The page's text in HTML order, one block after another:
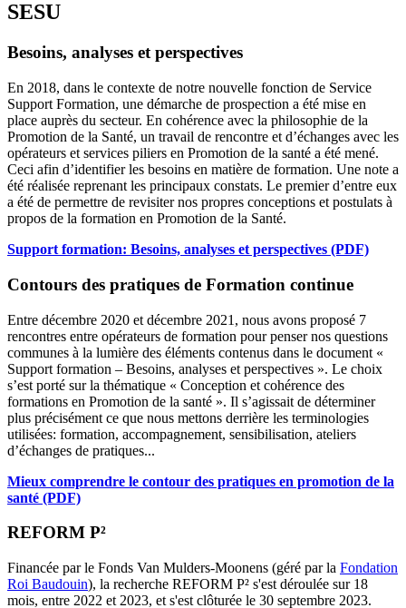
SESU
Besoins, analyses et perspectives
En 2018, dans le contexte de notre nouvelle fonction de Service
Support Formation, une démarche de prospection a été mise en
place auprès du secteur. En cohérence avec la philosophie de la
Promotion de la Santé, un travail de rencontre et d’échanges avec les
opérateurs et services piliers en Promotion de la santé a été mené.
Ceci afin d’identifier les besoins en matière de formation. Une note a
été réalisée reprenant les principaux constats. Le premier d’entre eux
a été de permettre de revisiter nos propres conceptions et postulats à
propos de la formation en Promotion de la Santé.
Support formation: Besoins, analyses et perspectives (PDF)
Contours des pratiques de Formation continue
Entre décembre 2020 et décembre 2021, nous avons proposé 7
rencontres entre opérateurs de formation pour penser nos questions
communes à la lumière des éléments contenus dans le document «
Support formation – Besoins, analyses et perspectives ». Le choix
s’est porté sur la thématique « Conception et cohérence des
formations en Promotion de la santé ». Il s’agissait de déterminer
plus précisément ce que nous mettons derrière les terminologies
utilisées: formation, accompagnement, sensibilisation, ateliers
d’échanges de pratiques...
Mieux comprendre le contour des pratiques en promotion de la
santé (PDF)
REFORM P²
Financée par le Fonds Van Mulders-Moonens (géré par la Fondation
Roi Baudouin), la recherche REFORM P² s'est déroulée sur 18
mois, entre 2022 et 2023, et s'est clôturée le 30 septembre 2023.